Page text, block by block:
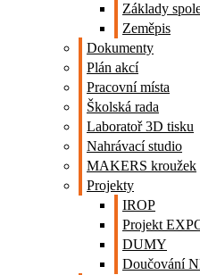
Základy
Zeměpis
Dokumenty
Plán akcí
Pracovní místa
Školská rada
Laboratoř 3D tisku
Nahrávací studio
MAKERS kroužek
Projekty
IROP
Projekt
DUMY
Doučování